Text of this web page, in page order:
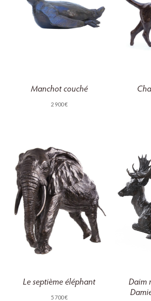
Manchot couché
2 900€
Le septième éléphant
5 700€
Daim